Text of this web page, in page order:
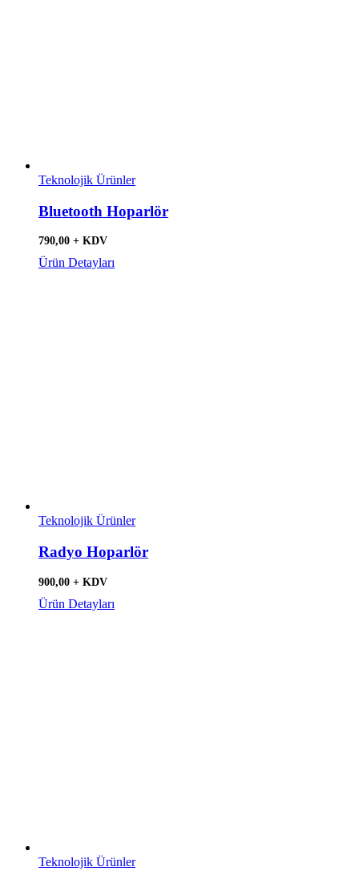
Teknolojik Ürünler
Bluetooth Hoparlör
790,00 + KDV
Ürün Detayları
Teknolojik Ürünler
Radyo Hoparlör
900,00 + KDV
Ürün Detayları
Teknolojik Ürünler